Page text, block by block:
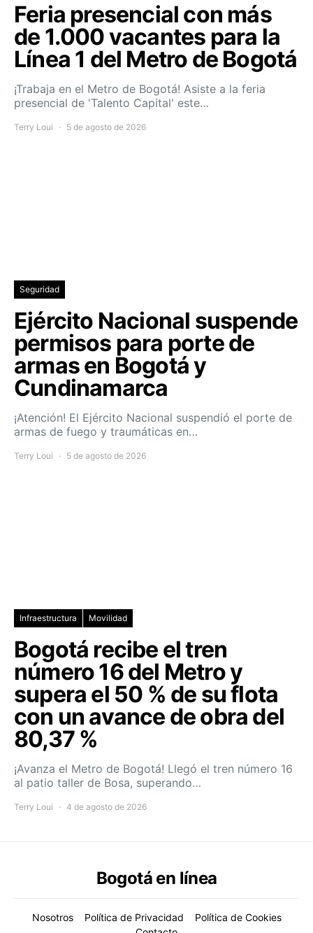
Feria presencial con más
de 1.000 vacantes para la
Línea 1 del Metro de Bogotá
¡Trabaja en el Metro de Bogotá! Asiste a la feria
presencial de 'Talento Capital' este…
Terry Loui 5 de agosto de 2026
Seguridad
Ejército Nacional suspende
permisos para porte de
armas en Bogotá y
Cundinamarca
¡Atención! El Ejército Nacional suspendió el porte de
armas de fuego y traumáticas en…
Terry Loui 5 de agosto de 2026
Infraestructura Movilidad
Bogotá recibe el tren
número 16 del Metro y
supera el 50 % de su flota
con un avance de obra del
80,37 %
¡Avanza el Metro de Bogotá! Llegó el tren número 16
al patio taller de Bosa, superando…
Terry Loui 4 de agosto de 2026
Bogotá en línea
Nosotros Política de Privacidad
Política de Cookies